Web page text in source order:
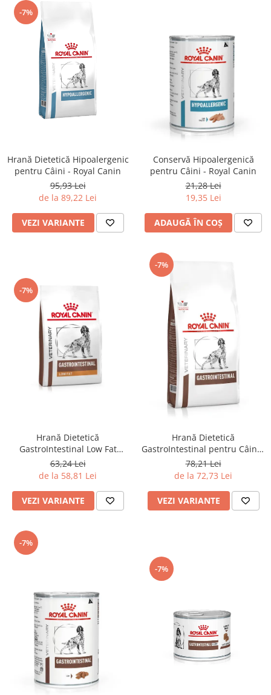
-7%
Hrană Dietetică Hipoalergenic
pentru Câini - Royal Canin
95,93 Lei
de la 89,22 Lei
VEZI VARIANTE
Conservă Hipoalergenică
pentru Câini - Royal Canin
21,28 Lei
19,35 Lei
ADAUGĂ ÎN COȘ
-7%
Hrană Dietetică
GastroIntestinal Low Fat
pentru Câini - Royal Canin
63,24 Lei
de la 58,81 Lei
VEZI VARIANTE
-7%
Hrană Dietetică
GastroIntestinal pentru Câini -
Royal Canin
78,21 Lei
de la 72,73 Lei
VEZI VARIANTE
-7%
-7%